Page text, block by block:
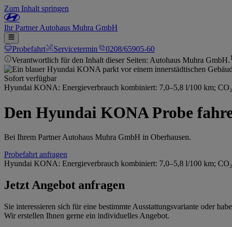
Zum Inhalt springen
IhrPartnerAutohaus Muhra GmbH
Probefahrt Servicetermin
0208/65905-60
Verantwortlich für den Inhalt dieser Seiten: Autohaus Muhra GmbH.
Sofort verfügbar
Hyundai KONA: Energieverbrauch kombiniert: 7,0–5,8 l/100 km;
Den Hyundai KONA Probe
Bei Ihrem Partner Autohaus Muhra GmbH in Oberhausen.
Probefahrt anfragen
Hyundai KONA: Energieverbrauch kombiniert: 7,0–5,8 l/100 km;
Jetzt Angebot anfragen
Sie interessieren sich für eine bestimmte Ausstattungsvariante oder
Wir erstellen Ihnen gerne ein individuelles Angebot.